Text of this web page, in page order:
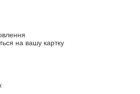
на вашу картку